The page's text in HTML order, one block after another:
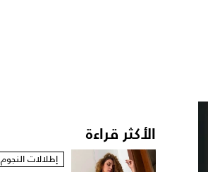
الأكثر قراءة
إطلالات النجوم